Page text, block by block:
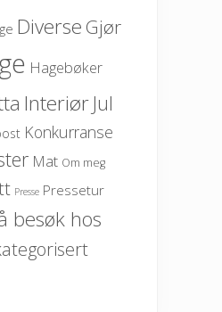
Diverse Gjør
Hagebøker
Interiør Jul
Konkurranse
Mat Om meg
Presse Pressetur
besøk hos